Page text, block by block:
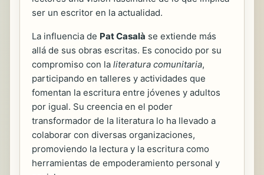
ser un escritor en la actualidad.
La influencia de Pat Casalà se extiende más
allá de sus obras escritas. Es conocido por su
compromiso con la literatura comunitaria,
participando en talleres y actividades que
fomentan la escritura entre jóvenes y adultos
por igual. Su creencia en el poder
transformador de la literatura lo ha llevado a
colaborar con diversas organizaciones,
promoviendo la lectura y la escritura como
herramientas de empoderamiento personal y